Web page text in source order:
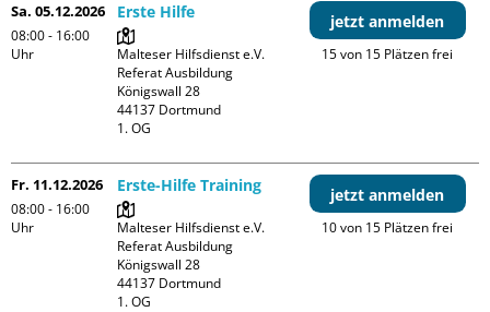
Sa. 05.12.2026
08:00 - 16:00
Uhr
Erste Hilfe
Malteser Hilfsdienst e.V.
Referat Ausbildung
Königswall 28
44137 Dortmund
1. OG
jetzt anmelden
15 von 15 Plätzen frei
Fr. 11.12.2026
08:00 - 16:00
Uhr
Erste-Hilfe Training
Malteser Hilfsdienst e.V.
Referat Ausbildung
Königswall 28
44137 Dortmund
1. OG
jetzt anmelden
10 von 15 Plätzen frei